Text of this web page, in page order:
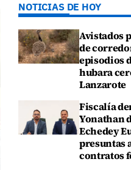
NOTICIAS DE HOY
Avistados
de
episodios
hubara
Lanzarote
Fiscalía
Yonathan
Echedey
presuntas
contratos